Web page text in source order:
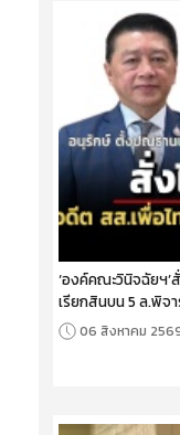
‘องค์คณะวินิจฉัยฯ’
เรียกสินบน 5 ล.พิจ
06 สิงหาคม